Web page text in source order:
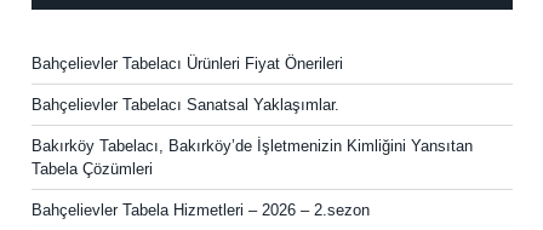
Bahçelievler Tabelacı Ürünleri Fiyat Önerileri
Bahçelievler Tabelacı Sanatsal Yaklaşımlar.
Bakırköy Tabelacı, Bakırköy’de İşletmenizin Kimliğini Yansıtan
Tabela Çözümleri
Bahçelievler Tabela Hizmetleri – 2026 – 2.sezon